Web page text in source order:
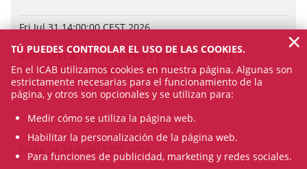
Fri Jul 31 14:00:00 CEST 2026
BIBLIOTECA | LEGAL NEWS / JURISPRUDENCE |
AWARDS, SCHOLARSHIPS AND GRANTS
Fri Jul 24 14:00:00 CEST 2026
TÚ PUEDES CONTROLAR EL USO DE LAS COOKIES.
En el ICAB utilizamos cookies en nuestra página. Algunas son
estrictamente necesarias para el funcionamiento de la
página, y otros son opcionales y se utilizan para:
Medir cómo se utiliza la página web.
Habilitar la personalización de la página web.
Para funciones de publicidad, marketing y redes sociales.
×